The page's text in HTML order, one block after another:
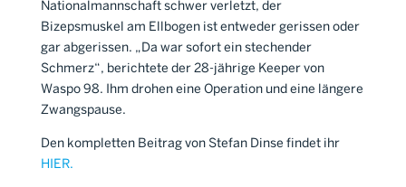
Nationalmannschaft schwer verletzt, der
Bizepsmuskel am Ellbogen ist entweder gerissen oder
gar abgerissen. „Da war sofort ein stechender
Schmerz“, berichtete der 28-jährige Keeper von
Waspo 98. Ihm drohen eine Operation und eine längere
Zwangspause.
Den kompletten Beitrag von Stefan Dinse findet ihr
HIER.